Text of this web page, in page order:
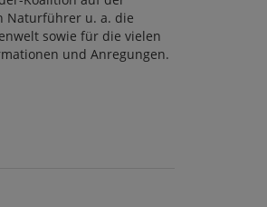
Naturführer u. a. die
sowie für die vielen
und Anregungen.